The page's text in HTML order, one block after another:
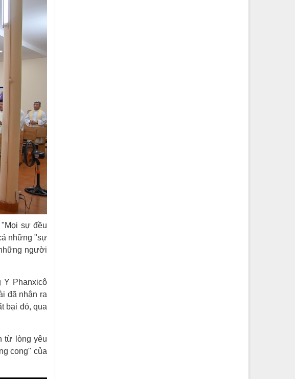
sự đều
những "sự
người
Y Phanxicô
đã nhận ra
bại đó, qua
từ lòng yêu
cong" của